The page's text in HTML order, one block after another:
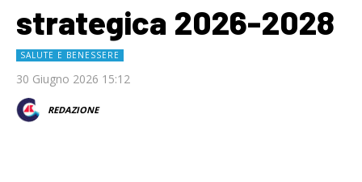
strategica 2026-2028
SALUTE E BENESSERE
30 Giugno 2026 15:12
REDAZIONE